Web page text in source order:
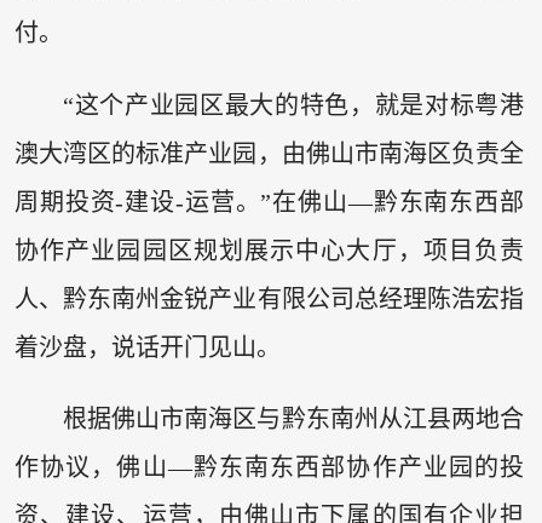
付。
“这个产业园区最大的特色，就是对标粤港
澳大湾区的标准产业园，由佛山市南海区负责全
周期投资-建设-运营。”在佛山—黔东南东西部
协作产业园园区规划展示中心大厅，项目负责
人、黔东南州金锐产业有限公司总经理陈浩宏指
着沙盘，说话开门见山。
根据佛山市南海区与黔东南州从江县两地合
作协议，佛山—黔东南东西部协作产业园的投
资、建设、运营，由佛山市下属的国有企业担